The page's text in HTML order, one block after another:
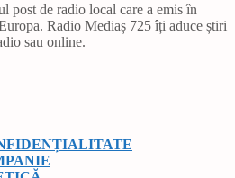
post de radio local care a emis în
Radio Mediaș 725 îți aduce știri
sau online.